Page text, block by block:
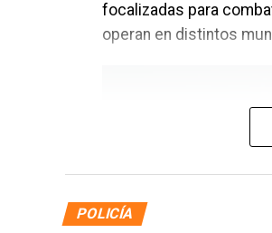
focalizadas para
operan en distintos
POLICÍA